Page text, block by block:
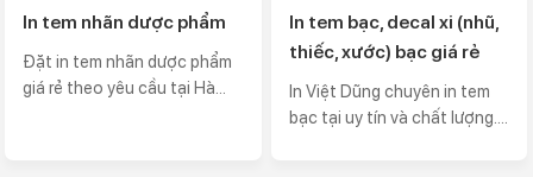
In tem nhãn dược phẩm
Đặt in tem nhãn dược phẩm
giá rẻ theo yêu cầu tại Hà...
In tem bạc, decal xi (nhũ,
thiếc, xước) bạc giá rẻ
In Việt Dũng chuyên in tem
bạc tại uy tín và chất lượng....